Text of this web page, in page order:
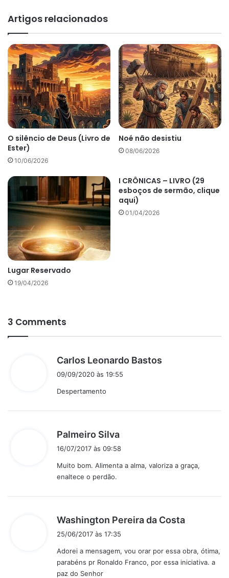
Artigos relacionados
O silêncio de Deus (Livro de
Ester)
10/06/2026
Noé não desistiu
08/06/2026
Lugar Reservado
19/04/2026
I CRÔNICAS – LIVRO (29
esboços de sermão, clique
aqui)
01/04/2026
3 Comments
Carlos Leonardo Bastos
09/09/2020 às 19:55
Despertamento
Palmeiro Silva
s
16/07/2017 às 09:58
Muito bom. Alimenta a alma, valoriza a graça,
enaltece o perdão.
Washington Pereira da Costa
s
e
25/06/2017 às 17:35
Adorei a mensagem, vou orar por essa obra, ótima,
parabéns pr Ronaldo Franco, por essa iniciativa. a
paz do Senhor